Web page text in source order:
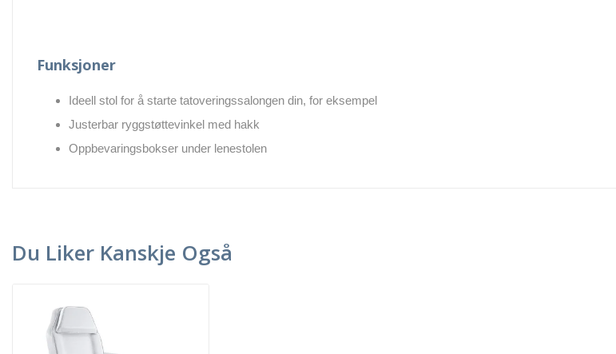
Funksjoner
Ideell stol for å starte tatoveringssalongen din, for eksempel
Justerbar ryggstøttevinkel med hakk
Oppbevaringsbokser under lenestolen
Du Liker Kanskje Også